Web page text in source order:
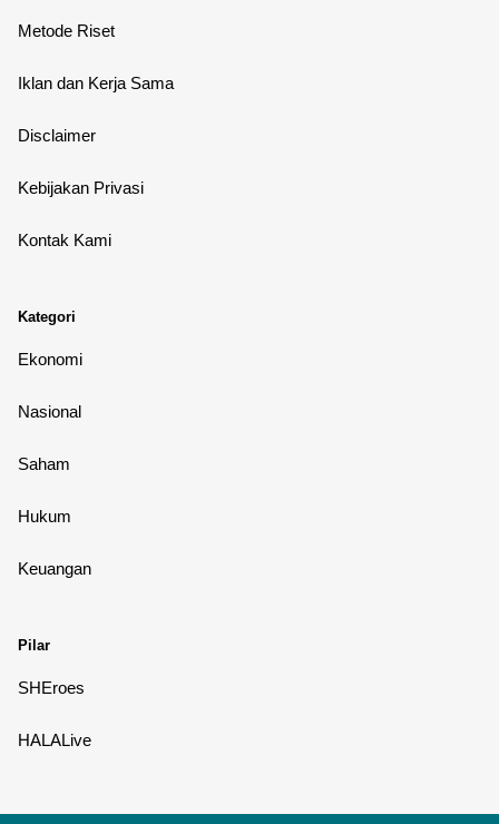
Metode Riset
Iklan dan Kerja Sama
Disclaimer
Kebijakan Privasi
Kontak Kami
Kategori
Ekonomi
Nasional
Saham
Hukum
Keuangan
Pilar
SHEroes
HALALive